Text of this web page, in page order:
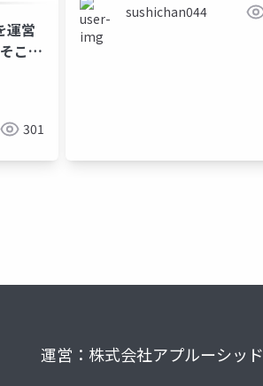
運営
こか
301
sushichan044
運営：株式会社アプルーシッド